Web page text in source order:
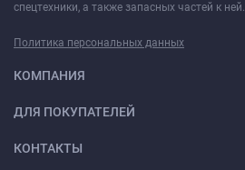
спецтехники, а также запасных частей к ней.
Политика персональных данных
КОМПАНИЯ
ДЛЯ ПОКУПАТЕЛЕЙ
КОНТАКТЫ